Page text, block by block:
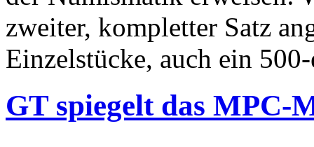
zweiter, kompletter Satz
Einzelstücke, auch ein
GT spiegelt das MPC-